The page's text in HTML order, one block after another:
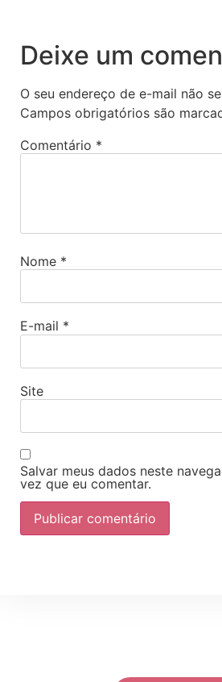
Deixe um
O seu endereço de e-mail não
Campos obrigatórios são
Comentário *
Nome *
E-mail *
Site
Salvar meus dados neste
vez que eu comentar.